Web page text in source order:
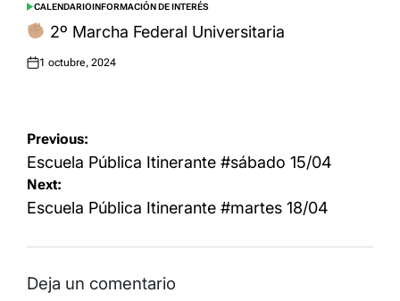
POSTED
IN
CALENDARIOINFORMACIÓN DE INTERÉS
2º Marcha Federal Universitaria
Posted
1 octubre, 2024
Navegación
de
entradas
Previous:
Escuela Pública Itinerante #sábado 15/04
Next:
Escuela Pública Itinerante #martes 18/04
Deja un comentario